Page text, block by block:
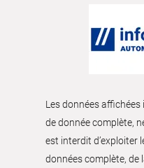
Les données
de donnée complète,
est interdit d’exploiter
données complète, de